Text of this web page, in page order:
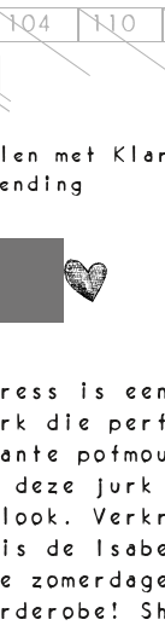
104 110
met
is
die
jurk
de